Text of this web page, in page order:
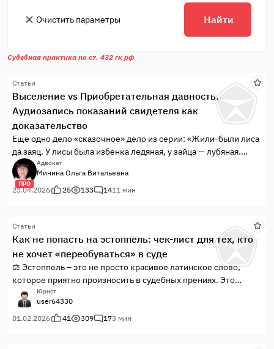
Очистить параметры Найти
Судебная практика по ст. 432 гк рф
Статьи
Выселение vs Приобретательная давность.
Аудиозапись показаний свидетеля как
доказательство
Еще одно дело «сказочное» дело из серии: «Жили-были лиса
да заяц. У лисы была избенка ледяная, у зайца — лубяная.
Пришла весна красна — у лисы избенка растаяла, а у зайца
стоит по-старому…»
ПРО
Адвокат
Минина Ольга Витальевна
23.04.2026
25 133 1411 мин
Статьи
Как не попасть на эстоппель: чек-лист для тех, кто
не хочет «переобуваться» в суде
⚖️ Эстоппель – это не просто красивое латинское слово,
которое приятно произносить в судебных прениях. Это
реальный процессуальный кляп, который может «закрыть
рот» вашему клиенту в самый неподходящий момент.
Верховный Суд РФ в Постановлении Пленума № 25 от
Юрист
user64330
01.02.2026
41 309 173 мин